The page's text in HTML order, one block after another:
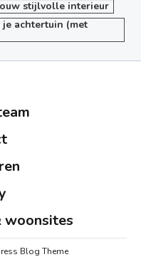
stijlvolle interieur
achtertuin (met
woonsites
Blog Theme